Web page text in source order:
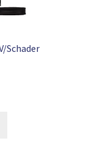
Schader